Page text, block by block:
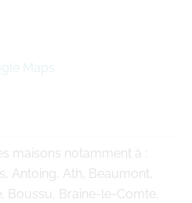
Maps
maisons notamment à :
Antoing, Ath, Beaumont,
Boussu, Braine-le-Comte,